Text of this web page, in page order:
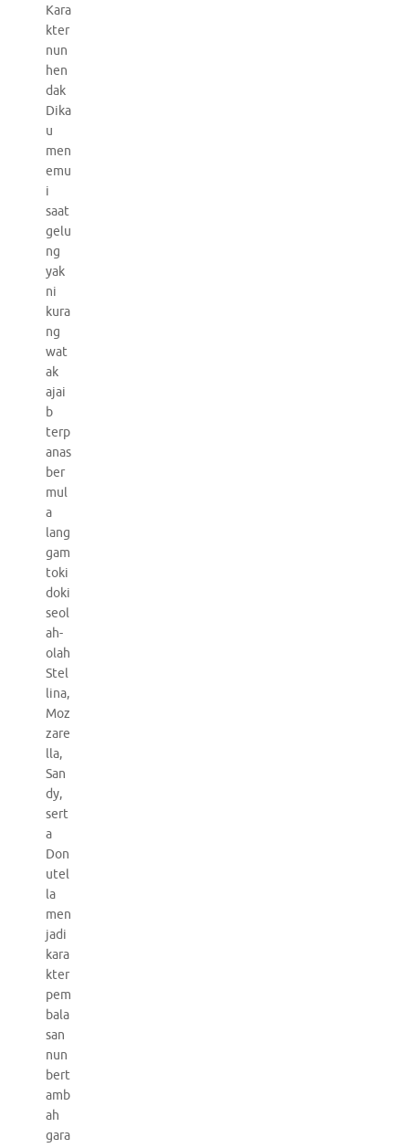
Kara
kter
nun
hen
dak
Dika
u
men
emu
i
saat
gelu
ng
yak
ni
kura
ng
wat
ak
ajai
b
terp
anas
ber
mul
a
lang
gam
toki
doki
seol
ah-
olah
Stel
lina,
Moz
zare
lla,
San
dy,
sert
a
Don
utel
la
men
jadi
kara
kter
pem
bala
san
nun
bert
amb
ah
gara